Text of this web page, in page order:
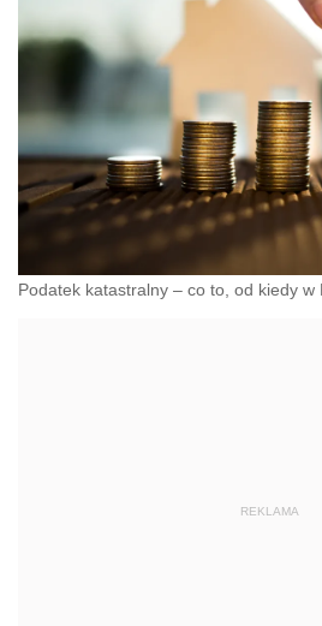
Podatek katastralny – co to, od kiedy w